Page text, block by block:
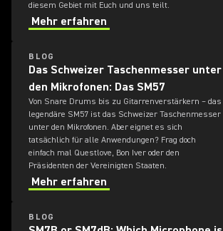
diesem Gebiet mit Euch und uns teilt.
Mehr erfahren
BLOG
Das Schweizer Taschenmesser unter
den Mikrofonen: Das SM57
Von Snare Drums bis zu Gitarrenverstärkern – das
legendäre SM57 ist das Schweizer Taschenmesser
unter den Mikrofonen. Aber eignet es sich
tatsächlich für alle Anwendungen? Frag doch
einfach mal Questlove, Bon Iver oder den
Präsidenten der Vereinigten Staaten.
Mehr erfahren
BLOG